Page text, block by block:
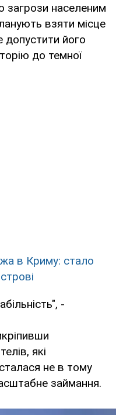
загрози населеним
взяти місце
допустити його
до темної
в Криму: стало
-
які
не в тому
займання.